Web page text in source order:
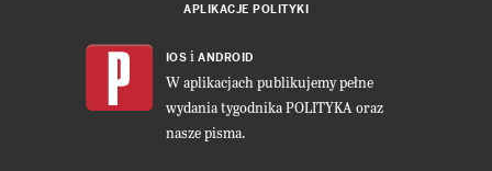
APLIKACJE POLITYKI
IOS i ANDROID
W aplikacjach publikujemy pełne
wydania tygodnika POLITYKA oraz
nasze pisma.